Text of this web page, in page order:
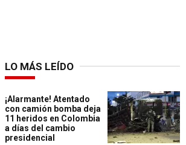
LO MÁS LEÍDO
¡Alarmante! Atentado
con camión bomba deja
11 heridos en Colombia
a días del cambio
presidencial